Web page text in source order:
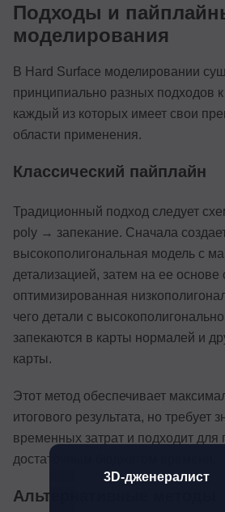
Подходы и
моделирования
В Hard Surface моделировании
принципиально разных подходов
каждый из которых имеет свои
области применения.
Классический пайплайн
Традиционный подход следует
poly → запекание. Сначала
высокополигональная модель с
детализацией, затем на ее основе
оптимизированная
чего детали с
запекаются в карты нормалей и
карты.
Этот метод обеспечивает
итогового результата, но требует
временных затрат и подходит для
достаточным бюджетом времени.
Альтернативные методы
3D-дженералист